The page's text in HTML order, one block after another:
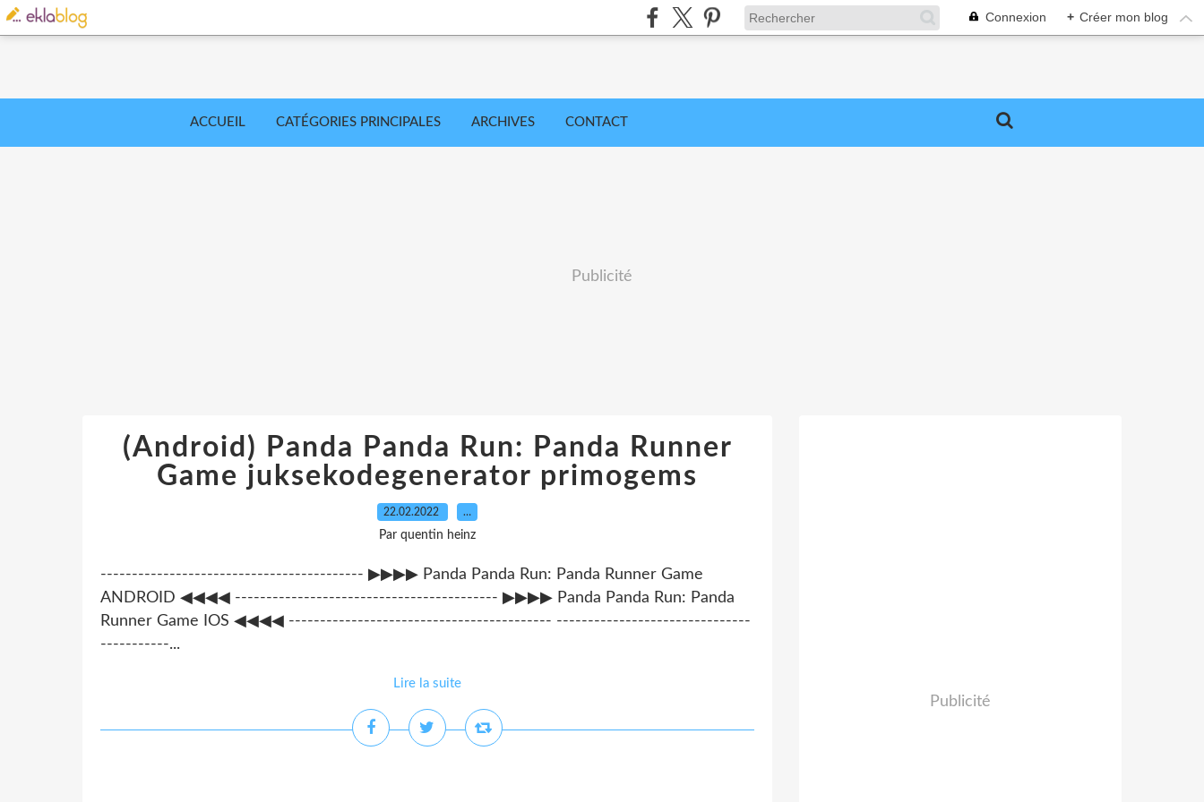
Connexion + Créer mon blog
ACCUEIL CATÉGORIES PRINCIPALES ARCHIVES CONTACT
Publicité
(Android) Panda Panda Run: Panda Runner
Game juksekodegenerator primogems
22.02.2022 …
Par quentin heinz
------------------------------------------ ▶▶▶▶ Panda Panda Run: Panda Runner Game
ANDROID ◀◀◀◀ ------------------------------------------ ▶▶▶▶ Panda Panda Run: Panda
Runner Game IOS ◀◀◀◀ ------------------------------------------ -------------------------------
-----------...
Lire la suite
Publicité